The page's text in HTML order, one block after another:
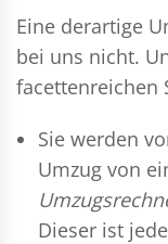
Eine derartige
bei uns nicht.
facettenreichen
Sie werden
Umzug von
Dieser ist